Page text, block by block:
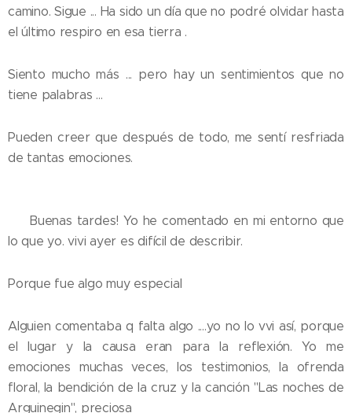
camino. Sigue ... Ha sido un día que no podré olvidar hasta
el último respiro en esa tierra .
Siento mucho más ... pero hay un sentimientos que no
tiene palabras ...
Pueden creer que después de todo, me sentí resfriada
de tantas emociones.
💛 Buenas tardes! Yo he comentado en mi entorno que
lo que yo. vivi ayer es difícil de describir.
Porque fue algo muy especial
Alguien comentaba q falta algo ....yo no lo vvi así, porque
el lugar y la causa eran para la reflexión. Yo me
emociones muchas veces, los testimonios, la ofrenda
floral, la bendición de la cruz y la canción "Las noches de
Arguinegin", preciosa